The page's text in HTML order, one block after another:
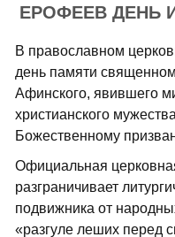
ЕРОФЕЕВ ДЕНЬ
В православном
день памяти
Афинского, явившего
христианского
Божественному
Официальная
разграничивает
подвижника от
«разгуле леших перед